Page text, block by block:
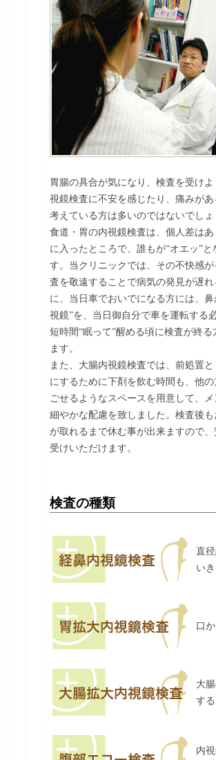
胃腸の具合が気になり、検査を受け
視鏡検査に不安を感じたり、痛みがあ
考えている方は多いのではないでしょ
食道・胃の内視鏡検査は、個人差は
に入ったところで、誰もが“オエッ”と
す。当クリニックでは、その不快感
査を敬遠することで病気の発見が遅れ
に、当日車でおいでになる方には、
視鏡”を、当日御自分で車を運転する
短時間“眠って”醒める頃に検査が終
ます。
また、大腸内視鏡検査では、前処置
にするために下剤を飲む時間も、他
ごせるようなスペースを用意して、
細やかな配慮を致しました。検査後
が取れるまで休む事が出来ますので
受けいただけます。
検査の種類
直
い
口
大
す
内